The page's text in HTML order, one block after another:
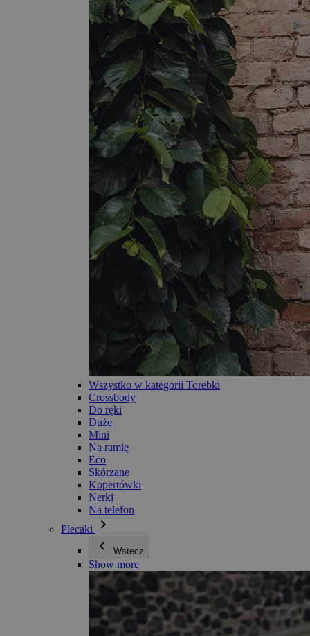
Wszystko w kategorii Torebki
Crossbody
Do ręki
Duże
Mini
Na ramię
Eco
Skórzane
Kopertówki
Nerki
Na telefon
Plecaki
Wstecz
Show more